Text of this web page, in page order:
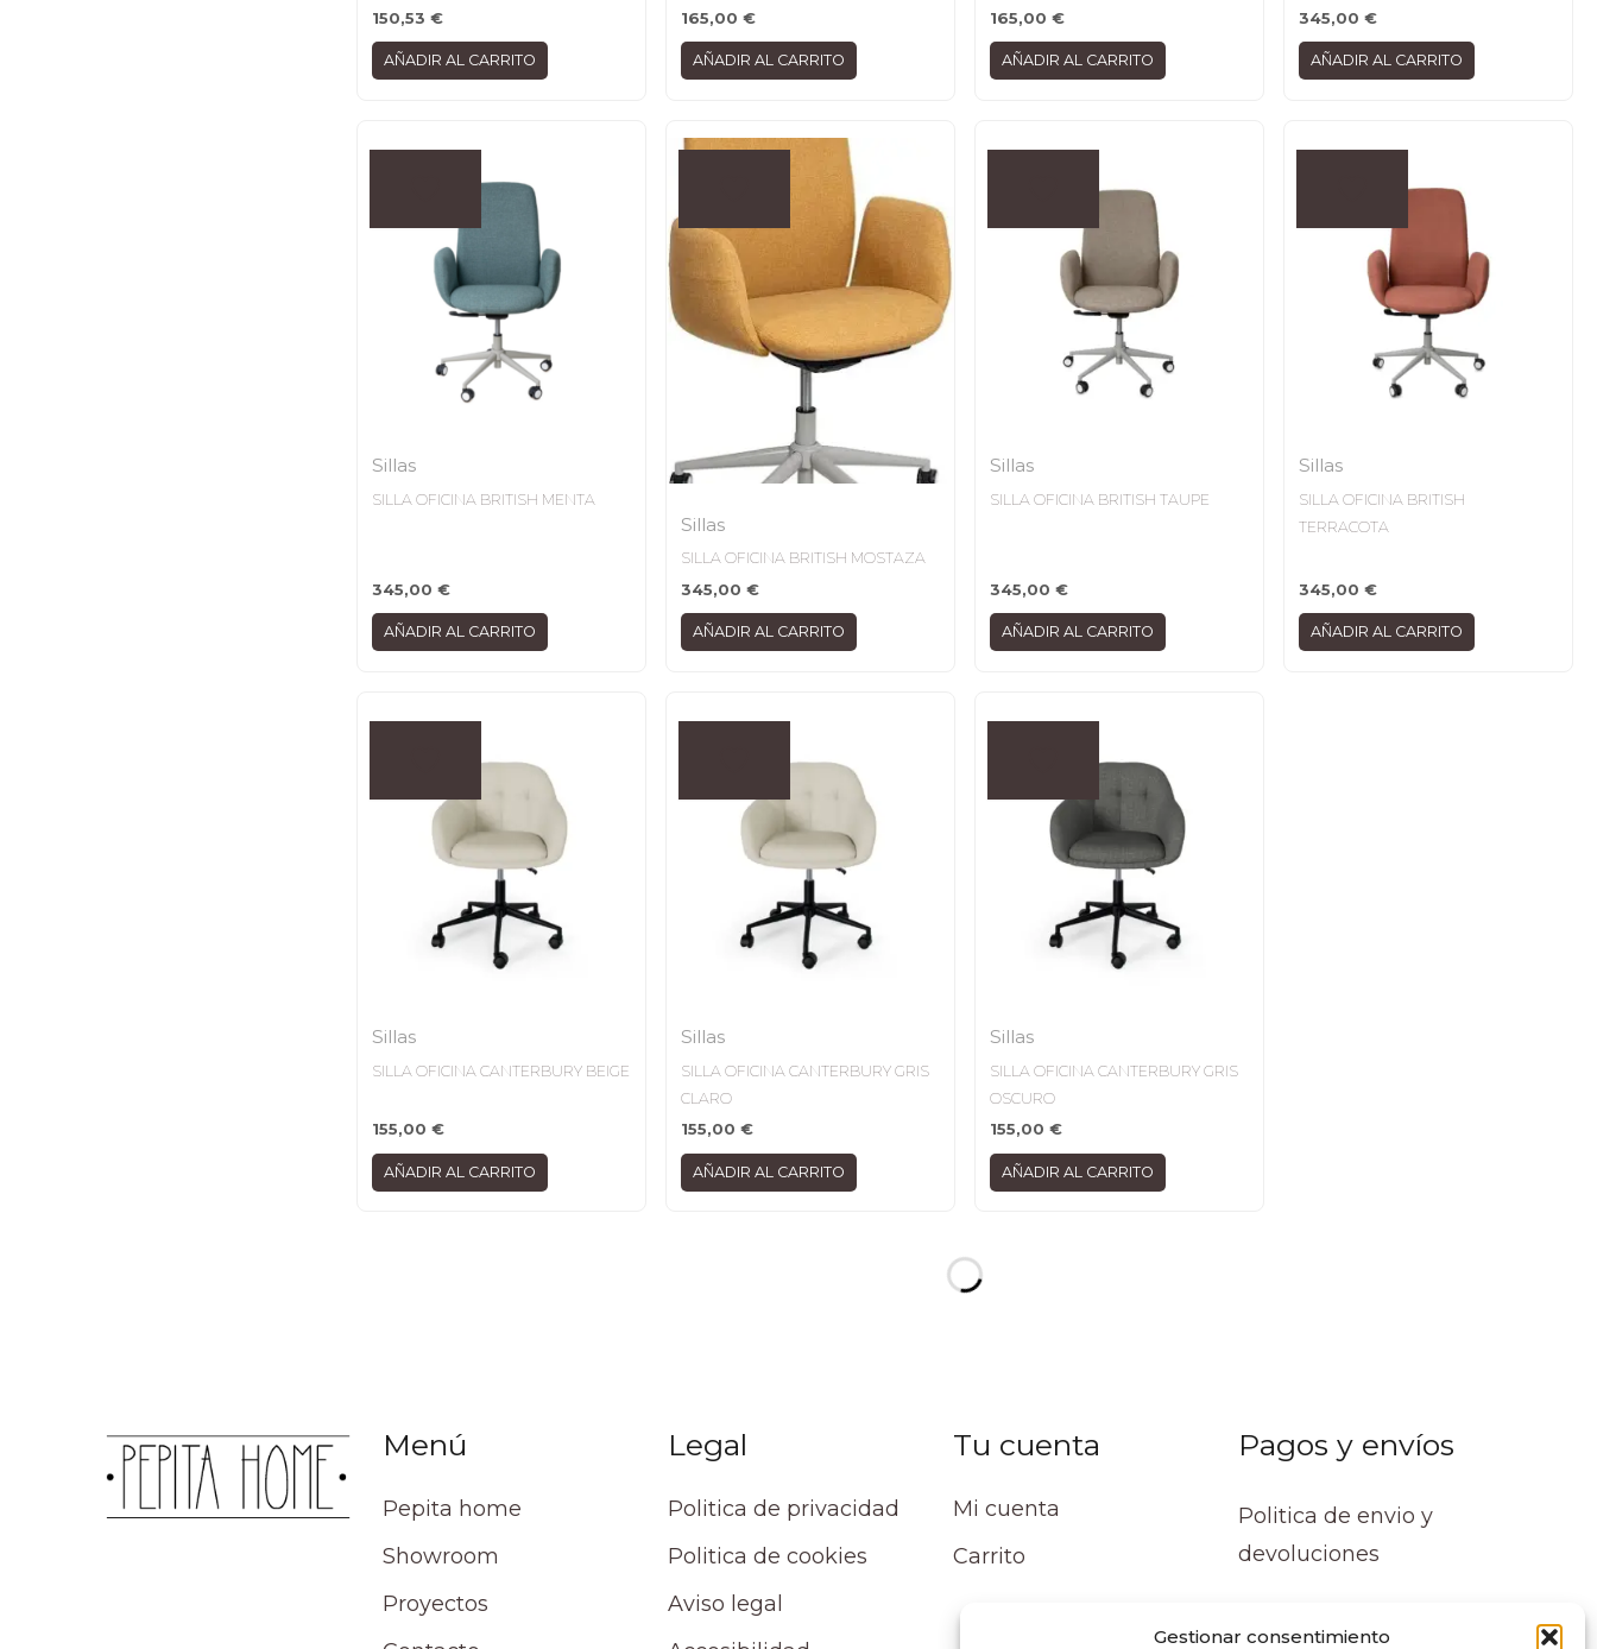
Gestionar consentimiento
150,53 €
AÑADIR AL CARRITO
165,00 €
AÑADIR AL CARRITO
165,00 €
AÑADIR AL CARRITO
345,00 €
AÑADIR AL CARRITO
Sillas
SILLA OFICINA BRITISH MENTA
345,00 €
AÑADIR AL CARRITO
Sillas
SILLA OFICINA BRITISH MOSTAZA
345,00 €
AÑADIR AL CARRITO
Sillas
SILLA OFICINA BRITISH TAUPE
345,00 €
AÑADIR AL CARRITO
Sillas
SILLA OFICINA BRITISH
TERRACOTA
345,00 €
AÑADIR AL CARRITO
Sillas
SILLA OFICINA CANTERBURY BEIGE
155,00 €
AÑADIR AL CARRITO
Sillas
SILLA OFICINA CANTERBURY GRIS
CLARO
155,00 €
AÑADIR AL CARRITO
Sillas
SILLA OFICINA CANTERBURY GRIS
OSCURO
155,00 €
AÑADIR AL CARRITO
Menú
Pepita home
Showroom
Proyectos
Legal
Politica de privacidad
Politica de cookies
Aviso legal
Tu cuenta
Mi cuenta
Carrito
Pagos y envíos
Politica de envio y
devoluciones